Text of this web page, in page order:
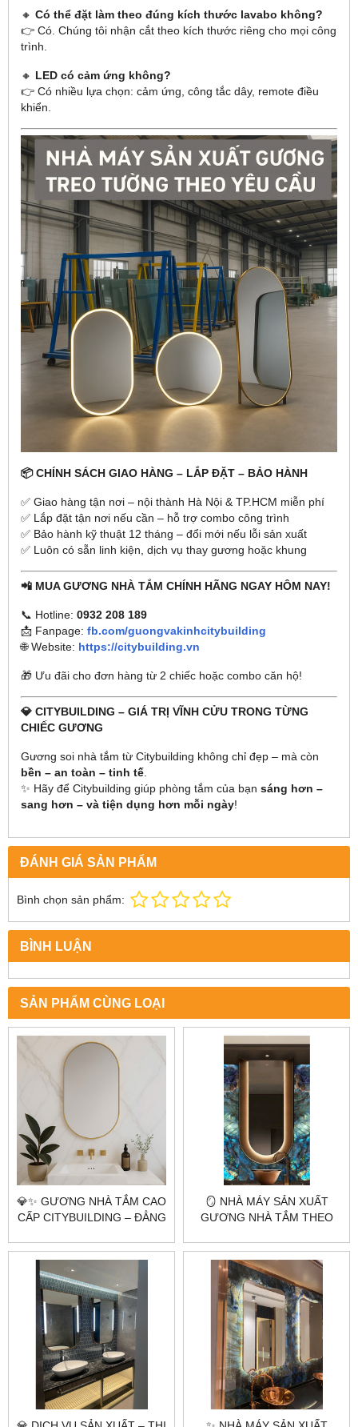
🔸 Có thể đặt làm theo đúng kích thước lavabo không?
👉 Có. Chúng tôi nhận cắt theo kích thước riêng cho mọi công
trình.
🔸 LED có cảm ứng không?
👉 Có nhiều lựa chọn: cảm ứng, công tắc dây, remote điều
khiển.
📦 CHÍNH SÁCH GIAO HÀNG – LẮP ĐẶT – BẢO HÀNH
✅ Giao hàng tận nơi – nội thành Hà Nội & TP.HCM miễn phí
✅ Lắp đặt tận nơi nếu cần – hỗ trợ combo công trình
✅ Bảo hành kỹ thuật 12 tháng – đổi mới nếu lỗi sản xuất
✅ Luôn có sẵn linh kiện, dịch vụ thay gương hoặc khung
📲 MUA GƯƠNG NHÀ TẮM CHÍNH HÃNG NGAY HÔM NAY!
📞 Hotline: 0932 208 189
📩 Fanpage: fb.com/guongvakinhcitybuilding
🌐 Website: https://citybuilding.vn
🎁 Ưu đãi cho đơn hàng từ 2 chiếc hoặc combo căn hộ!
💎 CITYBUILDING – GIÁ TRỊ VĨNH CỬU TRONG TỪNG
CHIẾC GƯƠNG
Gương soi nhà tắm từ Citybuilding không chỉ đẹp – mà còn
bền – an toàn – tinh tế
✨ Hãy để Citybuilding giúp phòng tắm của bạn sáng hơn –
sang hơn – và tiện dụng hơn mỗi ngày!
ĐÁNH GIÁ SẢN PHẨM
Bình chọn sản phẩm:
BÌNH LUẬN
SẢN PHẨM CÙNG LOẠI
💎✨ GƯƠNG NHÀ TẮM CAO
CẤP CITYBUILDING – ĐẲNG
HOÀN HẢO ✨💎
🪞 NHÀ MÁY SẢN XUẤT
GƯƠNG NHÀ TẮM THEO
CHUYÊN GIA GƯƠNG CAO
CẤP HÀ NỘI & TP.HCM